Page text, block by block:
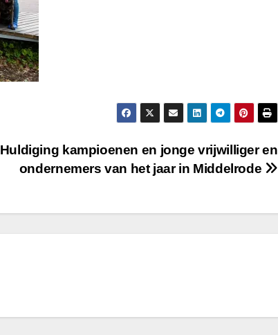
Huldiging kampioenen en jonge vrijwilliger en
ondernemers van het jaar in Middelrode